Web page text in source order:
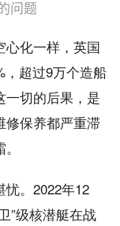
问题
心化一样，英国
超过9万个造船
一切的后果，是
修保养都严重滞
。2022年12
”级核潜艇在战